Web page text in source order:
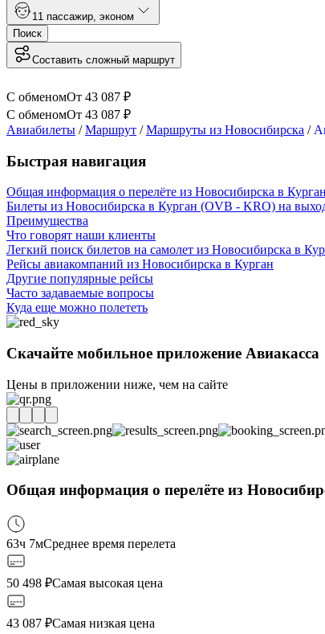
1 1 пассажир эконом
Поиск
Составить сложный маршрут
С обменомОт 43 087 ₽
С обменомОт 43 087 ₽
Авиабилеты /Маршрут /Маршруты из Новосибирска /
Быстрая навигация
Общая информация о перелёте из Новосибирска в
Билеты из Новосибирска в Курган (OVB - KRO) на
Преимущества
Что говорят наши клиенты
Легкий поиск билетов на самолет из Новосибирска в
Рейсы авиакомпаний из Новосибирска в Курган
Другие популярные рейсы
Часто задаваемые вопросы
Куда еще можно полететь
Скачайте мобильное приложение Авиакасса
Цены в приложении ниже, чем на сайте
Общая информация о перелёте из
63ч 7мСреднее время перелета
50 498 ₽Самая высокая цена
43 087 ₽Самая низкая цена